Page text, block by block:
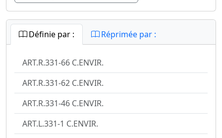
Définie par : Réprimée par :
ART.R.331-66 C.ENVIR.
ART.R.331-62 C.ENVIR.
ART.R.331-46 C.ENVIR.
ART.L.331-1 C.ENVIR.